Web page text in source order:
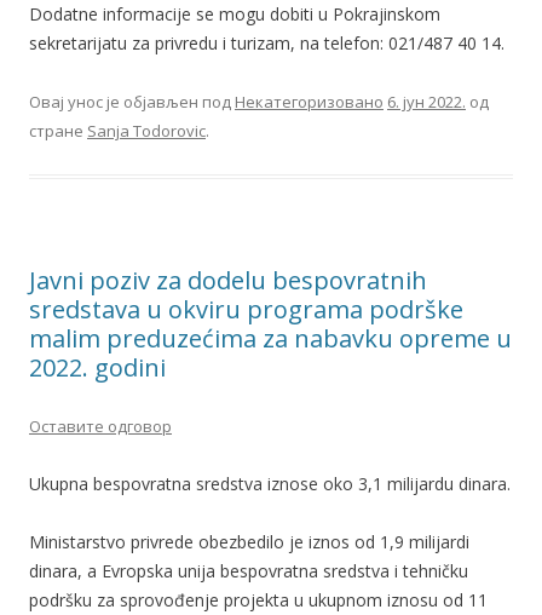
Dodatne informacije se mogu dobiti u Pokrajinskom
sekretarijatu za privredu i turizam, na telefon: 021/487 40 14.
Овај унос је објављен под Некатегоризовано 6. јун 2022. од
стране Sanja Todorovic.
Javni poziv za dodelu bespovratnih
sredstava u okviru programa podrške
malim preduzećima za nabavku opreme u
2022. godini
Оставите одговор
Ukupna bespovratna sredstva iznose oko 3,1 milijardu dinara.
Ministarstvo privrede obezbedilo je iznos od 1,9 milijardi
dinara, a Evropska unija bespovratna sredstva i tehničku
podršku za sprovođenje projekta u ukupnom iznosu od 11